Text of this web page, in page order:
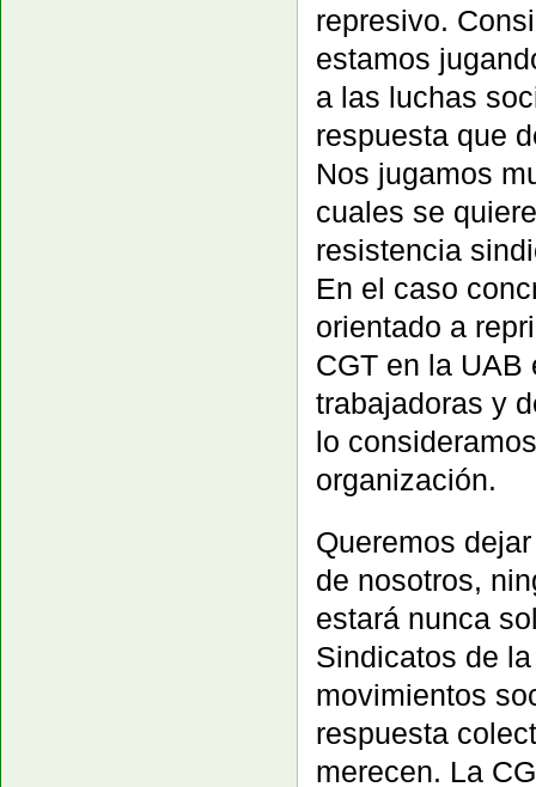
represivo.
estamos
a las luchas
respuesta que
Nos jugamos
cuales se
resistencia
En el caso
orientado a
CGT en la UAB
trabajadoras y
lo
organización.
Queremos
de nosotros,
estará nunca
Sindicatos de
movimientos
respuesta
merecen. La